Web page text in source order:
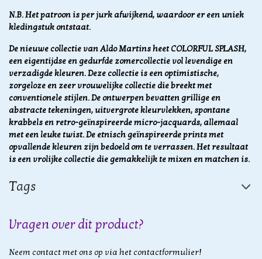
N.B. Het patroon is per jurk afwijkend, waardoor er een uniek
kledingstuk ontstaat.
De nieuwe collectie van Aldo Martins heet COLORFUL SPLASH,
een ​​eigentijdse en gedurfde zomercollectie vol levendige en
verzadigde kleuren. Deze collectie is een optimistische,
zorgeloze en zeer vrouwelijke collectie die breekt met
conventionele stijlen. De ontwerpen bevatten grillige en
abstracte tekeningen, uitvergrote kleurvlekken, spontane
krabbels en retro-geïnspireerde micro-jacquards, allemaal
met een leuke twist. De etnisch geïnspireerde prints met
opvallende kleuren zijn bedoeld om te verrassen. Het resultaat
is een vrolijke collectie die gemakkelijk te mixen en matchen is.
Tags
Vragen over dit product?
Neem contact met ons op via het contactformulier!